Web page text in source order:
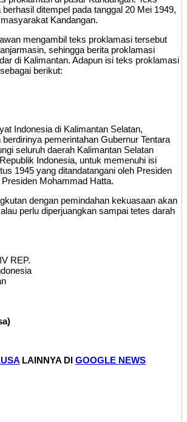
ditempel pada tanggal 20 Mei 1949,
Kandangan.
mengambil teks proklamasi tersebut
sehingga berita proklamasi
di Kalimantan. Adapun isi teks proklamasi
berikut:
Indonesia di Kalimantan Selatan,
pemerintahan Gubernur Tentara
seluruh daerah Kalimantan Selatan
Indonesia, untuk memenuhi isi
1945 yang ditandatangani oleh Presiden
Mohammad Hatta.
dengan pemindahan kekuasaan akan
perlu diperjuangkan sampai tetes darah
REP.
LAINNYA DI GOOGLE NEWS